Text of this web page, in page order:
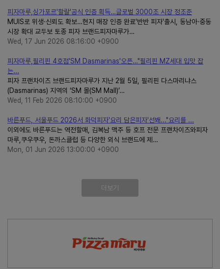
피자마루,싱가포르'할랄'공식 인증 획득…글로벌 3000조 시장 정조준
MUIS로 위생·신뢰도 확보…현지 매장 인증 완료'반반 피자'출시, 동남아·중동
시장 확대 교두보 토종 피자 브랜드피자마루가…
Wed, 17 Jun 2026 08:16:00 +0900
피자마루,필리핀 4호점'SM Dasmarinas'오픈…"필리핀 MZ세대 입맛 잡
는...
피자 프랜차이즈 브랜드피자마루가 지난 2월 5일, 필리핀 다스마리냐스
(Dasmarinas) 지역의 ‘SM 몰(SM Mall)’…
Wed, 11 Feb 2026 08:10:00 +0900
바른푸드, 서울푸드 2026서 화덕피자'요리 담은피자'선봬..."요리를 ...
이외에도 바른푸드는 역전할매, 김복남 맥주 등 호프 전문 프랜차이즈와피자
마루,쿠우쿠우, 돈까스클럽 등 다양한 외식 브랜드에 제…
Mon, 01 Jun 2026 13:00:00 +0900
더보기